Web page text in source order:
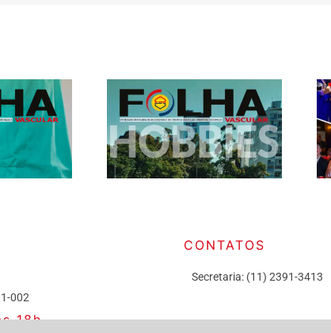
002
18h
CONTATOS
Secretaria: (11) 2391-3413